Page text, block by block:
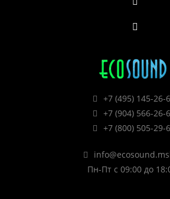
+7 (495) 145-26-
+7 (904) 566-26-
+7 (800) 505-29-
Пн-Пт с 09:00 до